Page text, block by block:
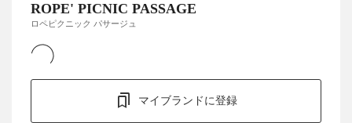
ROPE' PICNIC PASSAGE
ロペピクニック パサージュ
マイブランドに登録